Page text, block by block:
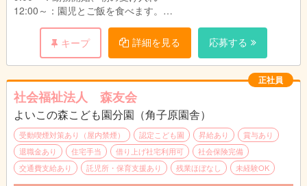
給与詳細：
・基本給：167,391円～172,791円
・処遇改善Ⅰ手当：47,697円～47,697円
・処遇改善Ⅱ手当：5,039円～5,039円
・処遇改善Ⅲ手当：8,999円～8,999円
・大分市加算手当：998円
・固定残業代15時間分：25,586円～26,186円
※固定残業代は時間外労働の有無にかかわらず、
15時間分を支給。超過分は追加支給
※上記手当に関しては国、行政の事業により変更
する場合あり
・11:00～20:00
※土曜日出勤：月に2~3度程度
12:00～：園児とご飯を食べます。
14:00～：午睡見守り
15:00～：おやつの配膳
17:00～：降園、引き渡し
18:00：勤務終了
★昼食350円（おやつ付き）
★動きやすい服装で勤務OK!（制服等はございません。）
★実地試験なし
※仕事内容の変更範囲（法人の定める業務）
キープ 詳細を見る 応募する
正社員
社会福祉法人 森友会
よいこの森こども園分園（角子原園舎）
受動喫煙対策あり（屋内禁煙） 認定こども園 昇給あり
賞与あり
退職金あり
住宅手当 借り上げ社宅利用可
社会保険完備
交通費支給あり
託児所・保育支援あり 残業ほぼなし 未経験OK